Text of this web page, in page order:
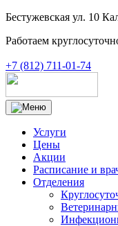
Бестужевская ул. 10
Работаем
+7 (812) 711-01-74
Услуги
Цены
Акции
Расписание и
Отделения